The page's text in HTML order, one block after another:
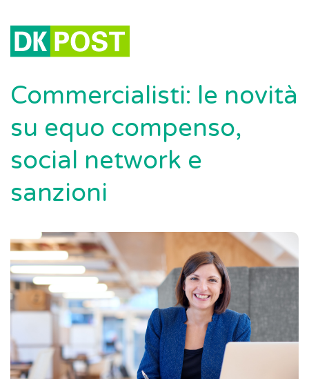
Commercialisti: le novità
su equo compenso,
social network e
sanzioni